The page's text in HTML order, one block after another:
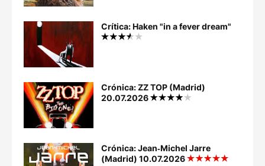
Crítica: Haken "in a fever dream"
Crónica: ZZ TOP (Madrid)
20.07.2026
Crónica: Jean‐Michel Jarre
(Madrid) 10.07.2026